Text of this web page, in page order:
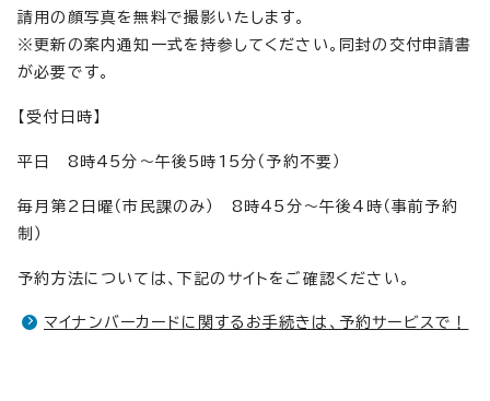
請用の顔写真を無料で撮影いたします。
※更新の案内通知一式を持参してください。同封の交付申請書
が必要です。
【受付日時】
平日 8時45分～午後5時15分（予約不要）
毎月第2日曜（市民課のみ） 8時45分～午後4時（事前予約
制）
予約方法については、下記のサイトをご確認ください。
マイナンバーカードに関するお手続きは、予約サービスで！